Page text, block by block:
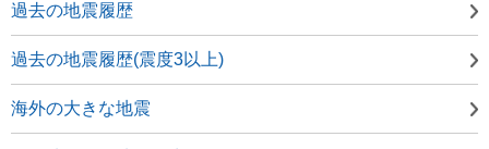
過去の地震履歴
過去の地震履歴(震度3以上)
海外の大きな地震